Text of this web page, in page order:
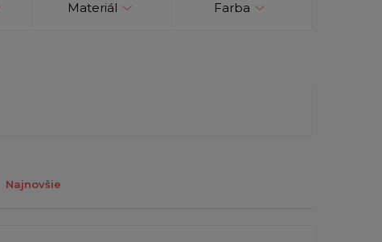
Materiál Farba
Najnovšie